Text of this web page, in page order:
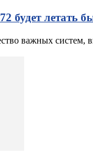
будет летать
важных систем,